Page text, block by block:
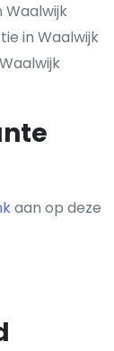
Waalwijk
in Waalwijk
aan op deze